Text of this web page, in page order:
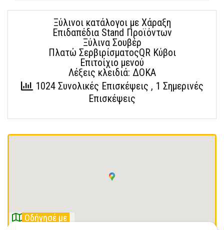
Ξύλινοι κατάλογοι με Χάραξη
Επιδαπέδια Stand Προϊόντων
Ξύλινα Σουβέρ
Πλατώ ΣερβιρίσματοςQR Κύβοι
Επιτοίχιο μενού
Λέξεις κλειδιά: ΔΟΚΑ
1024 Συνολικές Επισκέψεις , 1 Σημερινές
Επισκέψεις
Οδήγησέ με